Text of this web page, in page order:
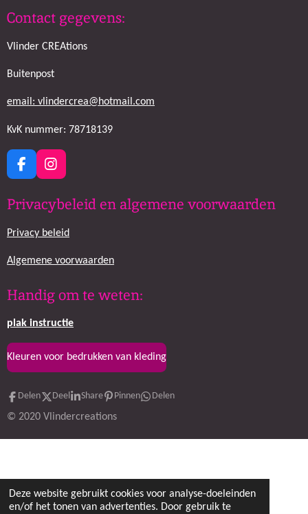
Deze website gebruikt cookies voor analyse-doeleinden
en/of het tonen van advertenties. Door gebruik te
Contact gegevens:
Vlinder CREAtions
Buitenpost
email: vlindercrea@hotmail.com
KvK nummer: 78718139
F
a
e
o
k
I
n
t
g
a
Privacybeleid en algemene voorwaarden
Privacy beleid
Algemene voorwaarden
Handig om te weten:
plak instructie
Kleuren voor bedrukken van kleding
Delen Deel Share Pinnen Delen
© 2020 Vlindercreations